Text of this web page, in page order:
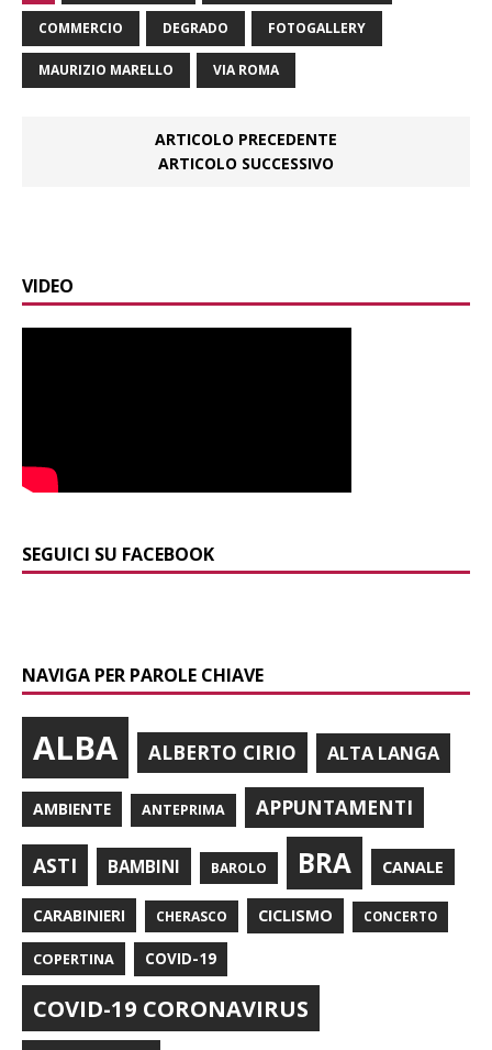
COMMERCIO DEGRADO FOTOGALLERY
MAURIZIO MARELLO VIA ROMA
ARTICOLO PRECEDENTE
ARTICOLO SUCCESSIVO
VIDEO
SEGUICI SU FACEBOOK
NAVIGA PER PAROLE CHIAVE
ALBA ALBERTO CIRIO ALTA LANGA
AMBIENTE ANTEPRIMA APPUNTAMENTI
ASTI BAMBINI BAROLO BRA CANALE
CARABINIERI CHERASCO CICLISMO CONCERTO
COPERTINA COVID-19
COVID-19 CORONAVIRUS